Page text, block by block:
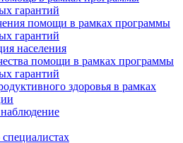
гарантий
помощи в рамках программы
гарантий
населения
помощи в рамках программы
гарантий
здоровья в рамках